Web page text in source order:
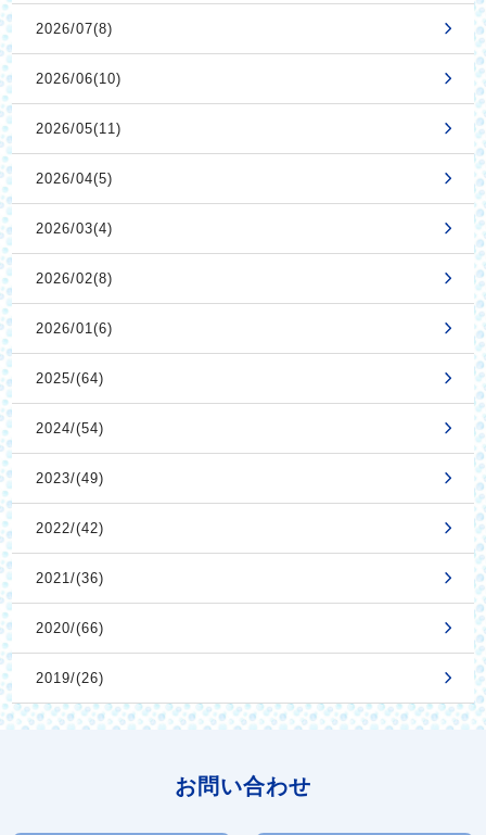
2026/07(8)
2026/06(10)
2026/05(11)
2026/04(5)
2026/03(4)
2026/02(8)
2026/01(6)
2025/(64)
2024/(54)
2023/(49)
2022/(42)
2021/(36)
2020/(66)
2019/(26)
お問い合わせ